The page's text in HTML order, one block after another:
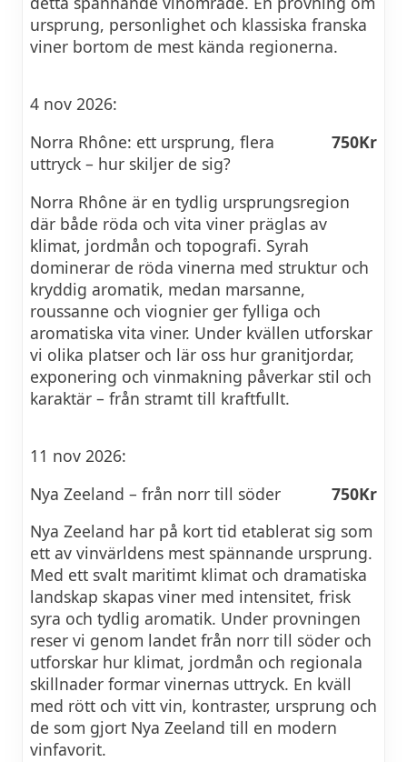
ursprung, personlighet och klassiska franska
viner bortom de mest kända regionerna.
4 nov 2026:
Norra Rhône: ett ursprung, flera
uttryck – hur skiljer de sig?
750Kr
Norra Rhône är en tydlig ursprungsregion
där både röda och vita viner präglas av
klimat, jordmån och topografi. Syrah
dominerar de röda vinerna med struktur och
kryddig aromatik, medan marsanne,
roussanne och viognier ger fylliga och
aromatiska vita viner. Under kvällen utforskar
vi olika platser och lär oss hur granitjordar,
exponering och vinmakning påverkar stil och
karaktär – från stramt till kraftfullt.
11 nov 2026:
Nya Zeeland – från norr till söder
750Kr
Nya Zeeland har på kort tid etablerat sig som
ett av vinvärldens mest spännande ursprung.
Med ett svalt maritimt klimat och dramatiska
landskap skapas viner med intensitet, frisk
syra och tydlig aromatik. Under provningen
reser vi genom landet från norr till söder och
utforskar hur klimat, jordmån och regionala
skillnader formar vinernas uttryck. En kväll
med rött och vitt vin, kontraster, ursprung och
de som gjort Nya Zeeland till en modern
vinfavorit.